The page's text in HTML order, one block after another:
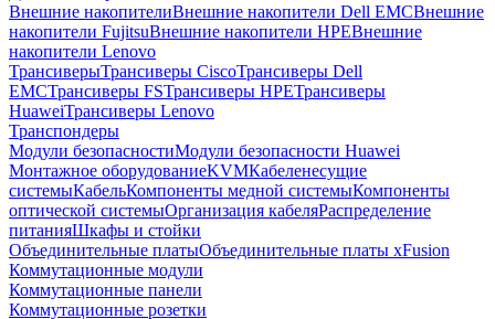
Внешние накопителиВнешние накопители Dell EMCВнешние
накопители FujitsuВнешние накопители HPEВнешние
накопители Lenovo
ТрансиверыТрансиверы CiscoТрансиверы Dell
EMCТрансиверы FSТрансиверы HPEТрансиверы
HuaweiТрансиверы Lenovo
Транспондеры
Модули безопасностиМодули безопасности Huawei
Монтажное оборудованиеKVMКабеленесущие
системыКабельКомпоненты медной системыКомпоненты
оптической системыОрганизация кабеляРаспределение
питанияШкафы и стойки
Объединительные платыОбъединительные платы xFusion
Коммутационные модули
Коммутационные панели
Коммутационные розетки